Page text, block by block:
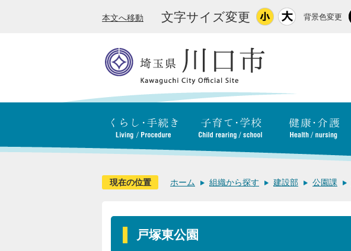
本文へ移動 文字サイズ変更 背景色変更
現在の位置 ホーム 組織から探す 建設部 公園課
戸塚東公園